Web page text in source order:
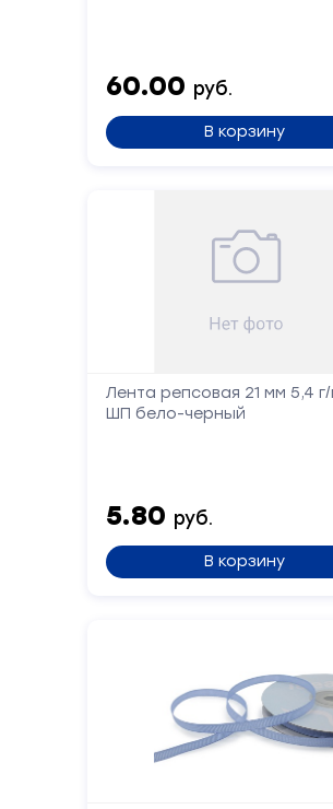
60.00 руб.
В корзину
Лента репсовая 21 мм 5,4
ШП бело-черный
5.80 руб.
В корзину
связи
мы
вам
Отправить